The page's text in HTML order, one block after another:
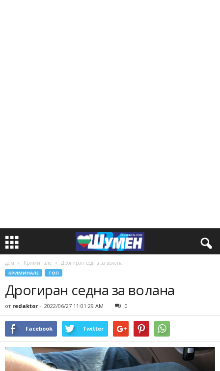
дом Криминале Дрогиран седна за волана
КРИМИНАЛЕ ТОП
Дрогиран седна за волана
от redaktor - 2022/06/27 11:01:29 AM 0
Facebook Twitter